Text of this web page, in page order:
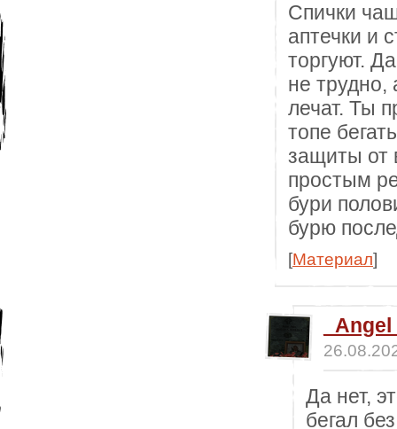
Спички
аптечки и
торгуют.
не трудно,
лечат. Ты
топе
защиты от
простым
бури
бурю
[Материал]
Да нет,
бегал